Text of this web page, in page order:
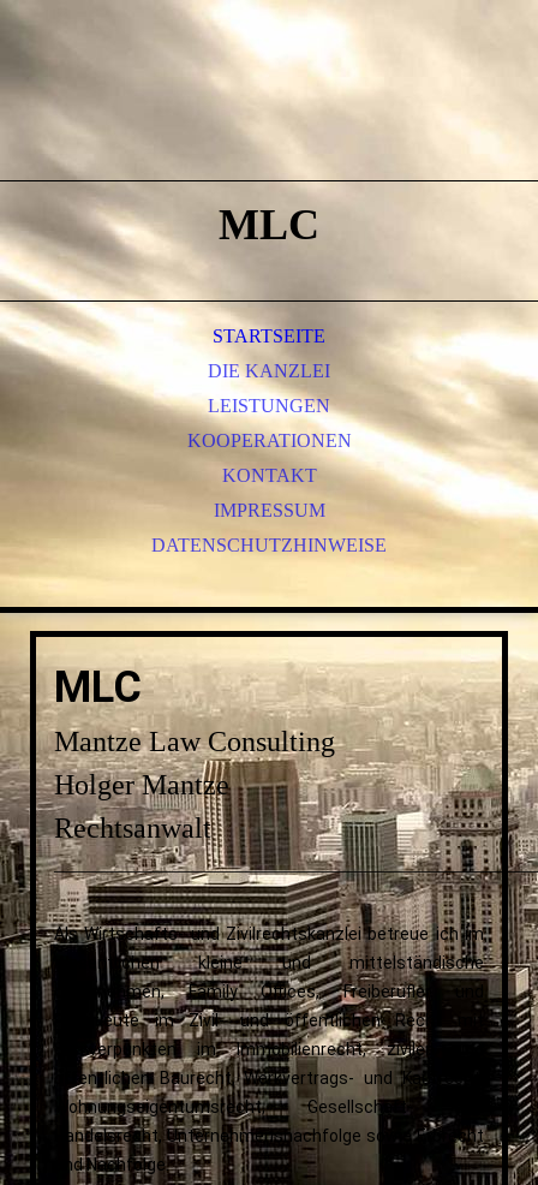
MLC
STARTSEITE
DIE KANZLEI
LEISTUNGEN
KOOPERATIONEN
KONTAKT
IMPRESSUM
DATENSCHUTZHINWEISE
MLC
Mantze Law Consulting
Holger Mantze
Rechtsanwalt
Als Wirtschafts- und Zivilrechtskanzlei betreue ich im
Wesentlichen kleine und mittelständische
Unternehmen, Family Offices, Freiberufler und
Privatleute im Zivil- und öffentlichen Recht mit
Schwerpunkten im Immobilienrecht, zivilen und
öffentlichen Baurecht, Werkvertrags- und Kaufrecht,
Wohnungseigentumsrecht, Gesellschaft- und
Handelsrecht, Unternehmensnachfolge sowie Erbrecht
und Nachfolge.